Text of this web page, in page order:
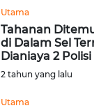
Utama
Tahanan
di Dalam Sel
Dianiaya 2 Polisi
2 tahun yang lalu
Utama